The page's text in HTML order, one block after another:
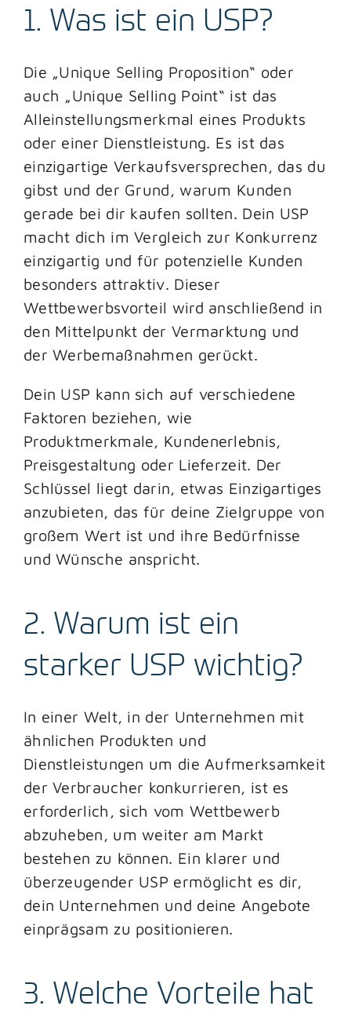
1. Was ist ein USP?
Die „Unique Selling Proposition“ oder
auch „Unique Selling Point“ ist das
Alleinstellungsmerkmal eines Produkts
oder einer Dienstleistung. Es ist das
einzigartige Verkaufsversprechen, das du
gibst und der Grund, warum Kunden
gerade bei dir kaufen sollten. Dein USP
macht dich im Vergleich zur Konkurrenz
einzigartig und für potenzielle Kunden
besonders attraktiv. Dieser
Wettbewerbsvorteil wird anschließend in
den Mittelpunkt der Vermarktung und
der Werbemaßnahmen gerückt.
Dein USP kann sich auf verschiedene
Faktoren beziehen, wie
Produktmerkmale, Kundenerlebnis,
Preisgestaltung oder Lieferzeit. Der
Schlüssel liegt darin, etwas Einzigartiges
anzubieten, das für deine Zielgruppe von
großem Wert ist und ihre Bedürfnisse
und Wünsche anspricht.
2. Warum ist ein
starker USP wichtig?
In einer Welt, in der Unternehmen mit
ähnlichen Produkten und
Dienstleistungen um die Aufmerksamkeit
der Verbraucher konkurrieren, ist es
erforderlich, sich vom Wettbewerb
abzuheben, um weiter am Markt
bestehen zu können. Ein klarer und
überzeugender USP ermöglicht es dir,
dein Unternehmen und deine Angebote
einprägsam zu positionieren.
3. Welche Vorteile hat